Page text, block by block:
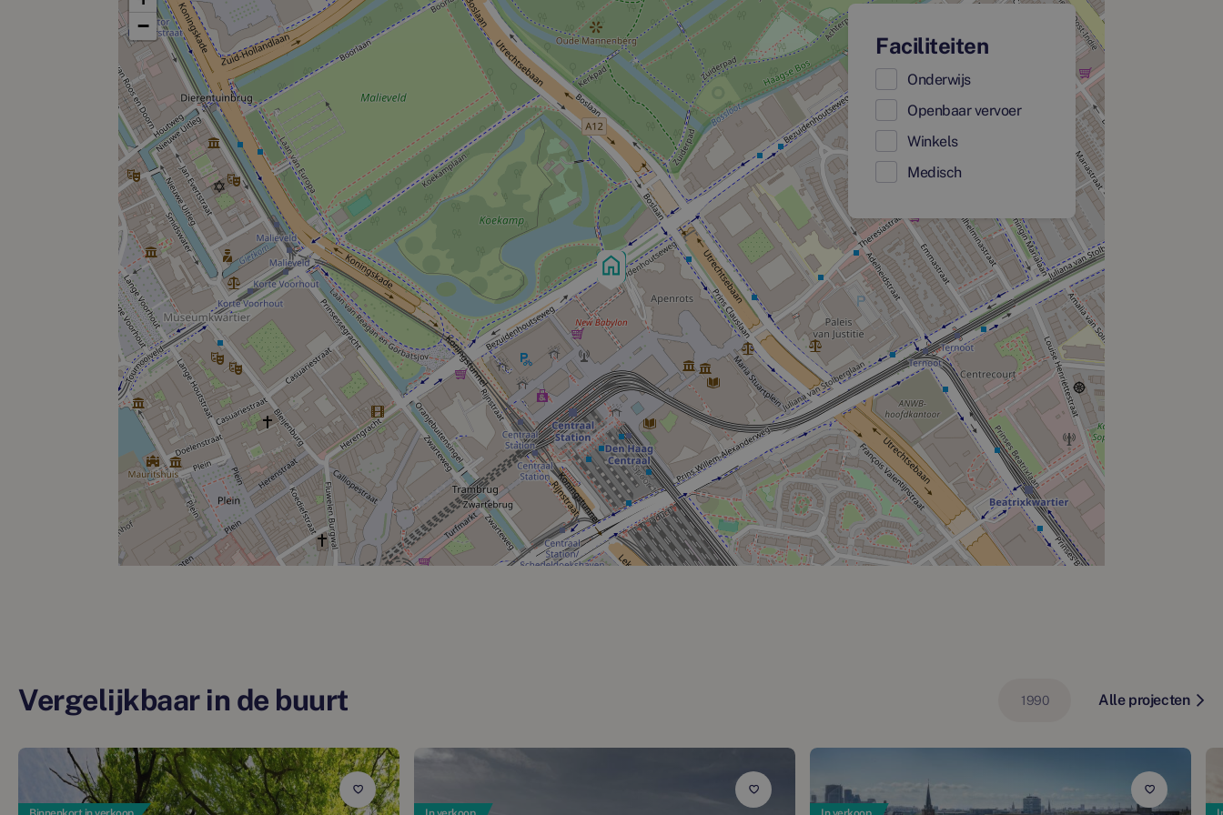
KJ heeft een breed scala aan appartementen in de ‘groene vallei’. Dit middelhoge deel van het
gebouw verbindt de twee hoge torens van KJ. Hier beschikken de appartementen elk over een
eigen dakterras/daktuin met ruimte voor veel groen. Daarnaast is er ook een gemeenschappelijke
daktuin, uiteraard voor residents only. Het grootstedelijk leven krijgt hier een nieuwe dimensie. Met
de groene daktuinen en -terrassen haalt KJ het groen van het park beneden naar uw woning toe.
In de appartementen in de voet van het gebouw maakt u deel uit van de gezellige stadse
levendigheid. Er zijn diverse boetiekjes, lunchtentjes en restaurants in de directe omgeving. U kunt
er terecht voor een snelle lunch met zakenrelaties of juist een lange lunch met vrienden. In de
zomer geniet u bij het Stadspaviljoen met een goede kop koffie in de hand van de voorbijgangers
die zich naar het Centraal Station haasten. Vanuit uw appartement kijkt u heel ontspannen uit over
het uitgestrekte nieuwe groene park. Vanaf de historische Koekamp vlakbij tot aan de
Scheveningse bosjes in de verte.
U kunt meer informatie terugvinden op de projectwebsite: www KJdenhaag nl
−
Faciliteiten
Onderwijs
Openbaar vervoer
Winkels
Medisch
Vergelijkbaar in de buurt 1990 Alle projecten